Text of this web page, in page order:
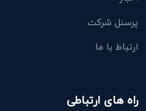
پرسنل شرکت
ارتباط با ما
راه های ارتباطی